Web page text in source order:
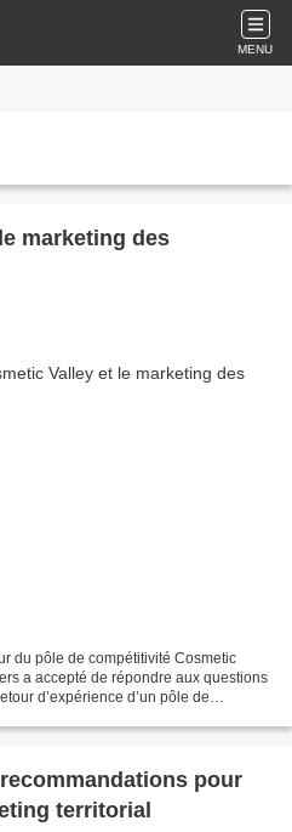
MENU
marketing des
du pôle de compétitivité Cosmetic
a accepté de répondre aux questions
d’expérience d’un pôle de
pour
territorial